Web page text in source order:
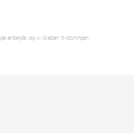
arbejde, og vi skaber it-løsninger,